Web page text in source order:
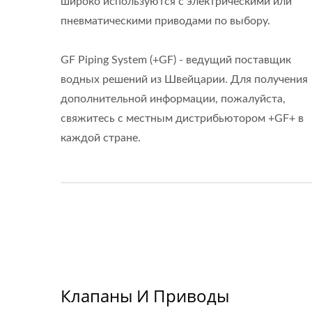
пневматическими приводами по выбору.
GF Piping System (+GF) - ведущий поставщик
водных решений из Швейцарии. Для получения
дополнительной информации, пожалуйста,
свяжитесь с местным дистрибьютором +GF+ в
каждой стране.
Клапаны И Приводы